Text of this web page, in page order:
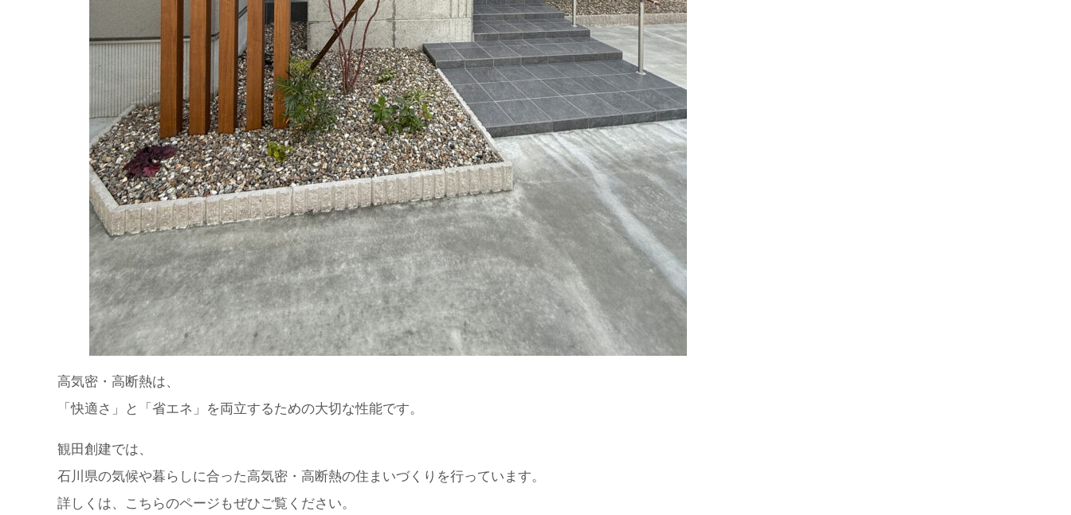
高気密・高断熱は、
「快適さ」と「省エネ」を両立するための大切な性能です。
観田創建では、
石川県の気候や暮らしに合った高気密・高断熱の住まいづくりを行っています。
詳しくは、こちらのページもぜひご覧ください。